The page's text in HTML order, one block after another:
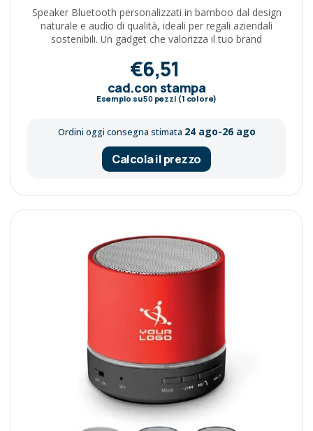
Speaker Bluetooth personalizzati in bamboo dal design
naturale e audio di qualità, ideali per regali aziendali
sostenibili. Un gadget che valorizza il tuo brand
€6,51
cad.con stampa
Esempio su50pezzi (1 colore)
Ordini oggi consegna stimata 24 ago-26 ago
Calcola il prezzo